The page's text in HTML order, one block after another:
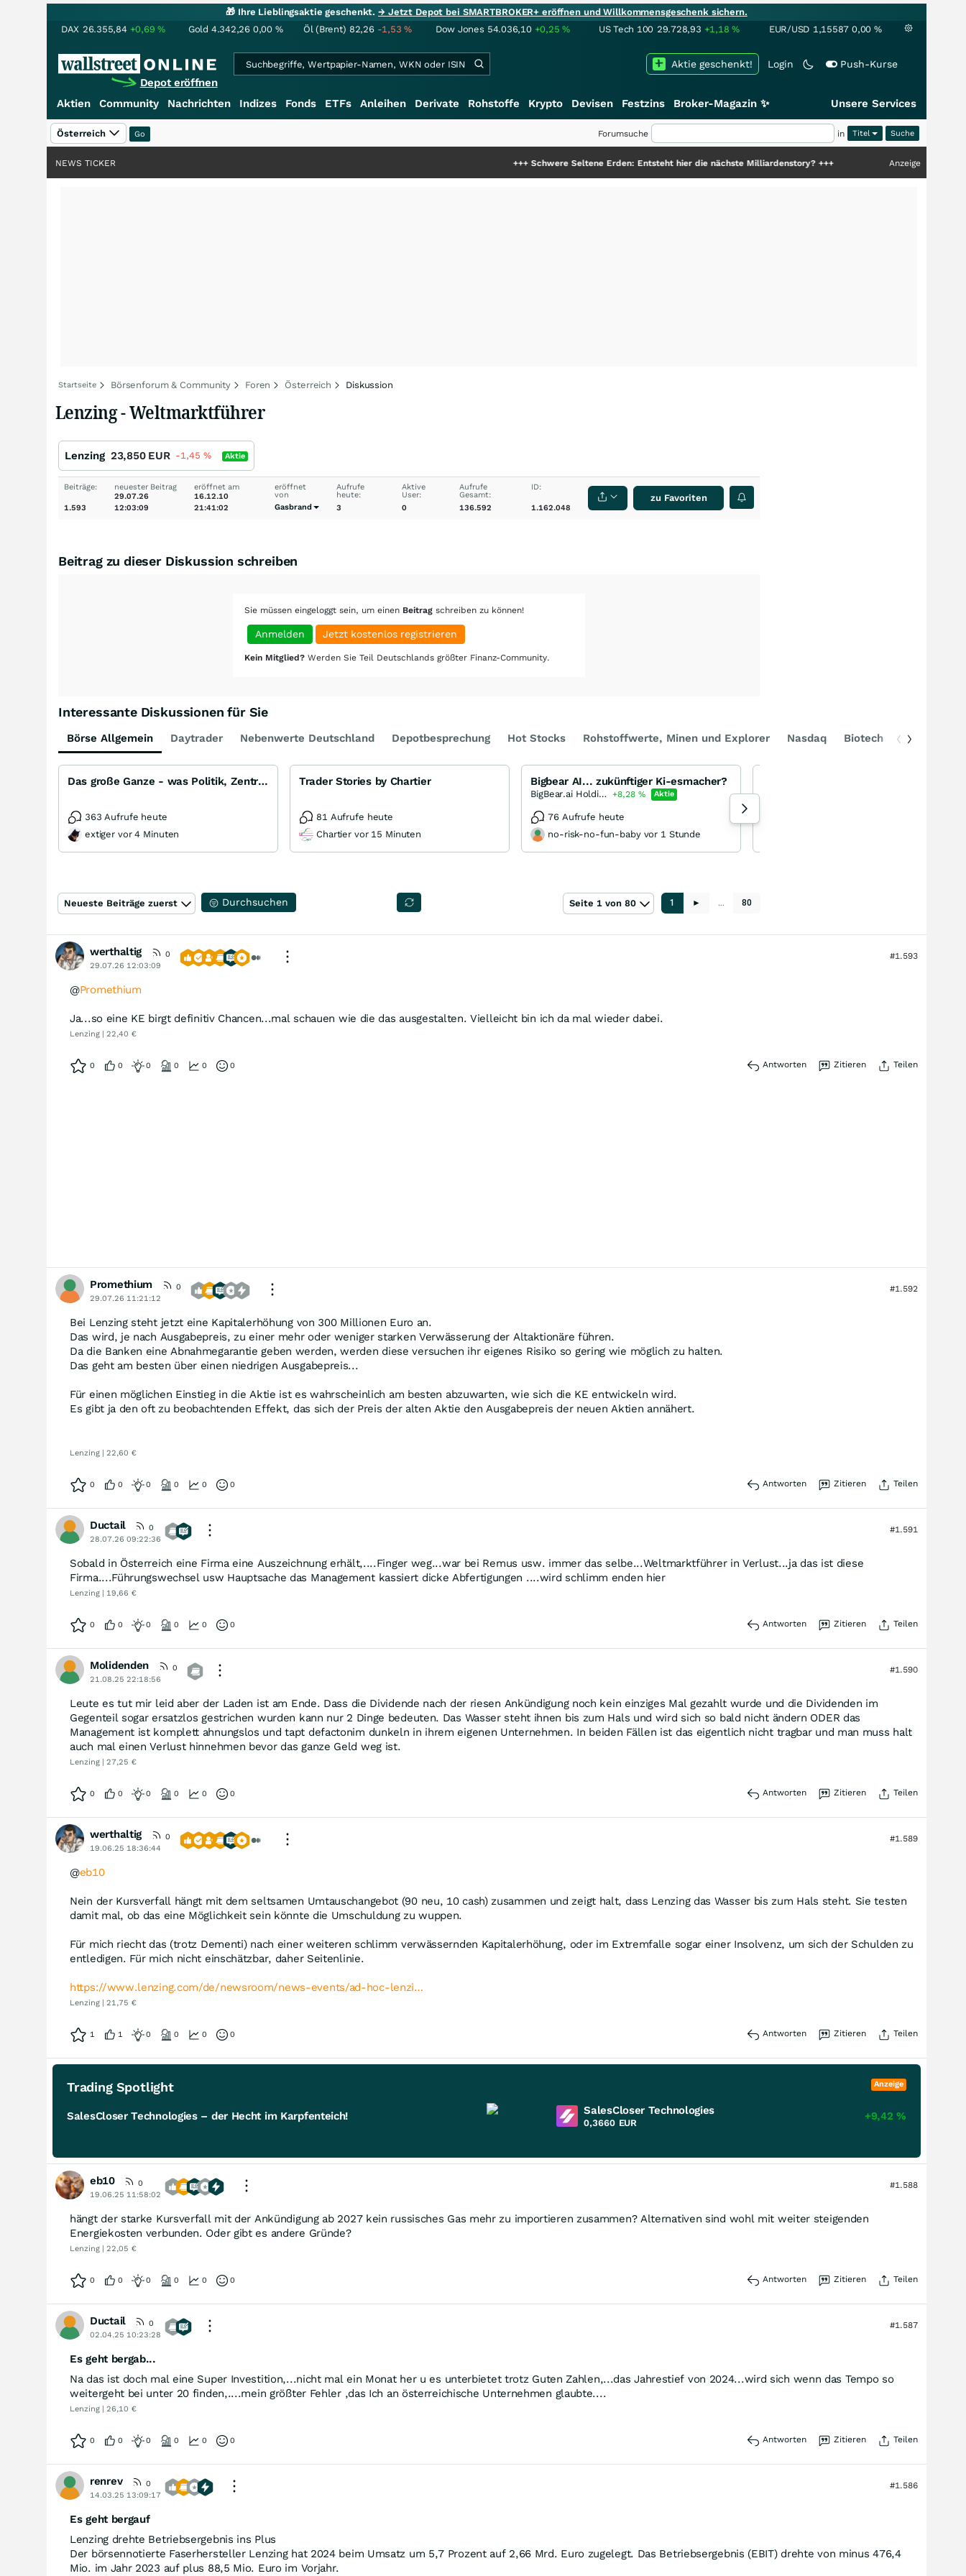
🎁 Ihre Lieblingsaktie geschenkt.→ Jetzt Depot bei SMARTBROKER+ eröffnen und Willkommensgeschenk sichern.
DAX 26.355,84 +0,69% Gold 4.342,26 0,00 % Öl (Brent) 82,26 -1,53% Dow Jones 54.036,10 +0,25% US Tech 100 29.728,93 +1,18% EUR/USD 1,15587 0,00 %
Depot eröffnen
Login Push-Kurse
Aktie geschenkt!
Aktien Community Nachrichten Indizes Fonds ETFs Anleihen Derivate Rohstoffe Krypto Devisen Festzins Broker-Magazin ✨ Unsere Services
Österreich Forumsuche in Titel
Schwere Seltene Erden: Entsteht hier die nächste Milliardenstory?+++ Anzeige
NEWS TICKER
Startseite Börsenforum & Community Foren Österreich Diskussion
Lenzing - Weltmarktführer
Lenzing 23,850 EUR -1,45 % Aktie
Beiträge:
1.593
neuester Beitrag
29.07.26
12:03:09
eröffnet am
16.12.10
21:41:02
eröffnet
von
Gasbrand
Aufrufe
heute:
3
Aktive
User:
0
Aufrufe
Gesamt:
136.592
ID:
1.162.048
zu Favoriten
Beitrag zu dieser Diskussion schreiben
Sie müssen eingeloggt sein, um einen Beitrag schreiben zu können!
Anmelden Jetzt kostenlos registrieren
Kein Mitglied? Werden Sie Teil Deutschlands größter Finanz-Community.
Interessante Diskussionen für Sie
Börse Allgemein Daytrader Nebenwerte Deutschland Depotbesprechung Hot Stocks Rohstoffwerte, Minen und Explorer Nasdaq Biotech DAX
Das große Ganze - was Politik, Zentralbanken, Trends, Medien und Gesellschaft mit Aktien, Rohstoffen
363 Aufrufe heute
extiger vor 4 Minuten
Trader Stories by Chartier
81 Aufrufe heute
Chartier vor 15 Minuten
Bigbear AI... zukünftiger Ki-esmacher?
BigBear.ai Holdings +8,28% Aktie
76 Aufrufe heute
no-risk-no-fun-baby vor 1 Stunde
Neueste Beiträge zuerst Durchsuchen 1 ► … 80
Seite 1 von 80
werthaltig
0
29.07.26 12:03:09
#1.593
@Promethium
Ja...so eine KE birgt definitiv Chancen...mal schauen wie die das ausgestalten. Vielleicht bin ich da mal wieder dabei.
Lenzing | 22,40 €
0 0 0 0 0 0 Antworten Zitieren Teilen
Promethium
0
29.07.26 11:21:12
#1.592
Bei Lenzing steht jetzt eine Kapitalerhöhung von 300 Millionen Euro an.
Das wird, je nach Ausgabepreis, zu einer mehr oder weniger starken Verwässerung der Altaktionäre führen.
Da die Banken eine Abnahmegarantie geben werden, werden diese versuchen ihr eigenes Risiko so gering wie möglich zu halten.
Das geht am besten über einen niedrigen Ausgabepreis...
Für einen möglichen Einstieg in die Aktie ist es wahrscheinlich am besten abzuwarten, wie sich die KE entwickeln wird.
Es gibt ja den oft zu beobachtenden Effekt, das sich der Preis der alten Aktie den Ausgabepreis der neuen Aktien annähert.
Lenzing | 22,60 €
0 0 0 0 0 0 Antworten Zitieren Teilen
Ductail
0
28.07.26 09:22:36
#1.591
Sobald in Österreich eine Firma eine Auszeichnung erhält,....Finger weg...war bei Remus usw. immer das selbe...Weltmarktführer in Verlust...ja das ist diese
Firma....Führungswechsel usw Hauptsache das Management kassiert dicke Abfertigungen ....wird schlimm enden hier
Lenzing | 19,66 €
0 0 0 0 0 0 Antworten Zitieren Teilen
Molidenden
0
21.08.25 22:18:56
#1.590
Leute es tut mir leid aber der Laden ist am Ende. Dass die Dividende nach der riesen Ankündigung noch kein einziges Mal gezahlt wurde und die Dividenden im
Gegenteil sogar ersatzlos gestrichen wurden kann nur 2 Dinge bedeuten. Das Wasser steht ihnen bis zum Hals und wird sich so bald nicht ändern ODER das
Management ist komplett ahnungslos und tapt defactonim dunkeln in ihrem eigenen Unternehmen. In beiden Fällen ist das eigentlich nicht tragbar und man muss halt
auch mal einen Verlust hinnehmen bevor das ganze Geld weg ist.
Lenzing | 27,25 €
0 0 0 0 0 0 Antworten Zitieren Teilen
werthaltig
0
19.06.25 18:36:44
#1.589
@eb10
Nein der Kursverfall hängt mit dem seltsamen Umtauschangebot (90 neu, 10 cash) zusammen und zeigt halt, dass Lenzing das Wasser bis zum Hals steht. Sie testen
damit mal, ob das eine Möglichkeit sein könnte die Umschuldung zu wuppen.
Für mich riecht das (trotz Dementi) nach einer weiteren schlimm verwässernden Kapitalerhöhung, oder im Extremfalle sogar einer Insolvenz, um sich der Schulden zu
entledigen. Für mich nicht einschätzbar, daher Seitenlinie.
https://www.lenzing.com/de/newsroom/news-events/ad-hoc-lenzi…
Lenzing | 21,75 €
1 1 0 0 0 0 Antworten Zitieren Teilen
Trading Spotlight Anzeige
SalesCloser Technologies – der Hecht im Karpfenteich! SalesCloser Technologies
0,3660 EUR
+9,42%
eb10
0
19.06.25 11:58:02
#1.588
hängt der starke Kursverfall mit der Ankündigung ab 2027 kein russisches Gas mehr zu importieren zusammen? Alternativen sind wohl mit weiter steigenden
Energiekosten verbunden. Oder gibt es andere Gründe?
Lenzing | 22,05 €
0 0 0 0 0 0 Antworten Zitieren Teilen
Ductail
0
02.04.25 10:23:28
#1.587
Es geht bergab...
Na das ist doch mal eine Super Investition,...nicht mal ein Monat her u es unterbietet trotz Guten Zahlen,...das Jahrestief von 2024...wird sich wenn das Tempo so
weitergeht bei unter 20 finden,....mein größter Fehler ,das Ich an österreichische Unternehmen glaubte....
Lenzing | 26,10 €
0 0 0 0 0 0 Antworten Zitieren Teilen
renrev
0
14.03.25 13:09:17
#1.586
Es geht bergauf
Lenzing drehte Betriebsergebnis ins Plus
Der börsennotierte Faserhersteller Lenzing hat 2024 beim Umsatz um 5,7 Prozent auf 2,66 Mrd. Euro zugelegt. Das Betriebsergebnis (EBIT) drehte von minus 476,4
Mio. im Jahr 2023 auf plus 88,5 Mio. Euro im Vorjahr.